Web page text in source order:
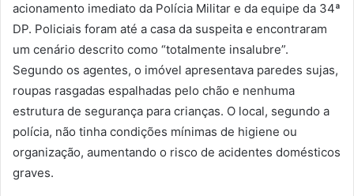
acionamento imediato da Polícia Militar e da equipe da 34ª
DP. Policiais foram até a casa da suspeita e encontraram
um cenário descrito como “totalmente insalubre”.
Segundo os agentes, o imóvel apresentava paredes sujas,
roupas rasgadas espalhadas pelo chão e nenhuma
estrutura de segurança para crianças. O local, segundo a
polícia, não tinha condições mínimas de higiene ou
organização, aumentando o risco de acidentes domésticos
graves.